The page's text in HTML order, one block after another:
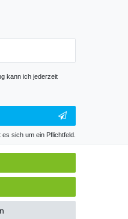
kann ich jederzeit
sich um ein Pflichtfeld.